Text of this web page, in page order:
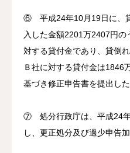
⑥ 平成24年10月19日に、
入した金額2201万2407円
対する貸付金であり、貸倒
Ｂ社に対する貸付金は1846
基づき修正申告書を提出した
⑦ 処分行政庁は、平成24
し、更正処分及び過少申告